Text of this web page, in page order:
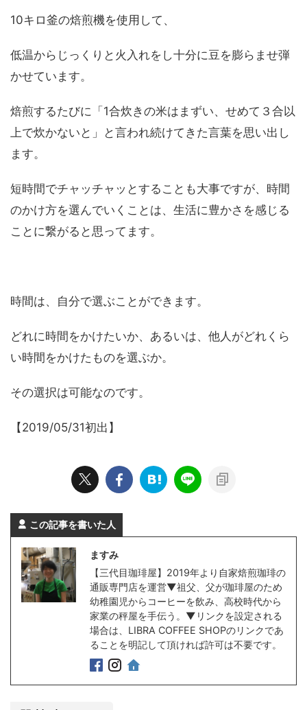
10キロ釜の焙煎機を使用して、
低温からじっくりと火入れをし十分に豆を膨らませ弾
かせています。
焙煎するたびに「1合炊きの米はまずい、せめて３合以
上で炊かないと」と言われ続けてきた言葉を思い出し
ます。
短時間でチャッチャッとすることも大事ですが、時間
のかけ方を選んでいくことは、生活に豊かさを感じる
ことに繋がると思ってます。
時間は、自分で選ぶことができます。
どれに時間をかけたいか、あるいは、他人がどれくら
い時間をかけたものを選ぶか。
その選択は可能なのです。
【2019/05/31初出】
この記事を書いた人
ますみ
【三代目珈琲屋】2019年より自家焙煎珈琲の
通販専門店を運営▼祖父、父が珈琲屋のため
幼稚園児からコーヒーを飲み、高校時代から
家業の秤屋を手伝う。▼リンクを設定される
場合は、LIBRA COFFEE SHOPのリンクであ
ることを明記して頂ければ許可は不要です。